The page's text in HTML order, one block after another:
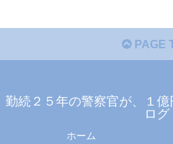
PAGE
勤続２５年の警察官が、１
ログ
ホーム